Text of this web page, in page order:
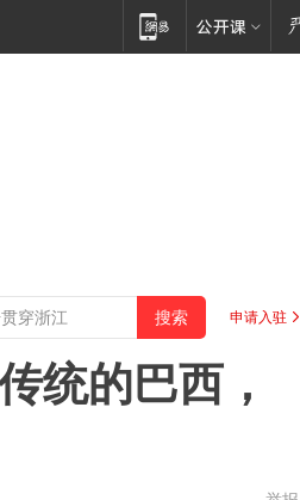
申请入驻
统的巴西，